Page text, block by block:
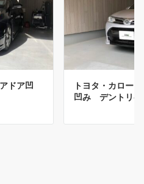
ドア凹
トヨタ・カロー
凹み デントリペ